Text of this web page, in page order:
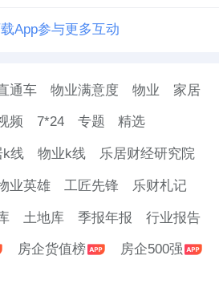
App参与更多互动
通车 物业满意度 物业 家居
频 7*24 专题 精选
k线 物业k线 乐居财经研究院
业英雄 工匠先锋 乐财札记
土地库 季报年报 行业报告
房企货值榜 房企500强